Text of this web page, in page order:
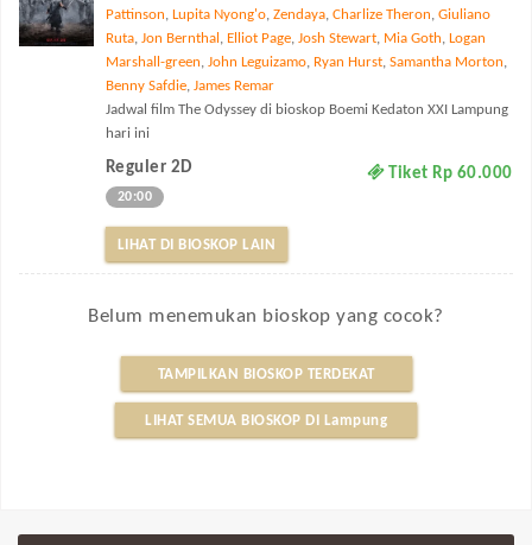
Pattinson, Lupita Nyong'o, Zendaya, Charlize Theron, Giuliano
Ruta, Jon Bernthal , Elliot Page, Josh Stewart, Mia Goth, Logan
Marshall-green, John Leguizamo, Ryan Hurst, Samantha Morton,
Benny Safdie, James Remar
Jadwal film The Odyssey di bioskop Boemi Kedaton XXI Lampung
hari ini
Reguler 2D Tiket Rp 60.000
20:00
LIHAT DI BIOSKOP LAIN
Belum menemukan bioskop yang cocok?
TAMPILKAN BIOSKOP TERDEKAT
LIHAT SEMUA BIOSKOP DI Lampung